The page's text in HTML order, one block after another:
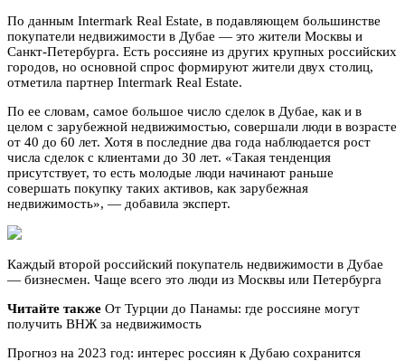
По данным Intermark Real Estate, в подавляющем большинстве
покупатели недвижимости в Дубае — это жители Москвы и
Санкт-Петербурга. Есть россияне из других крупных российских
городов, но основной спрос формируют жители двух столиц,
отметила партнер Intermark Real Estate.
По ее словам, самое большое число сделок в Дубае, как и в
целом с зарубежной недвижимостью, совершали люди в возрасте
от 40 до 60 лет. Хотя в последние два года наблюдается рост
числа сделок с клиентами до 30 лет. «Такая тенденция
присутствует, то есть молодые люди начинают раньше
совершать покупку таких активов, как зарубежная
недвижимость», — добавила эксперт.
Каждый второй российский покупатель недвижимости в Дубае
— бизнесмен. Чаще всего это люди из Москвы или Петербурга
Читайте также От Турции до Панамы: где россияне могут
получить ВНЖ за недвижимость
Прогноз на 2023 год: интерес россиян к Дубаю сохранится